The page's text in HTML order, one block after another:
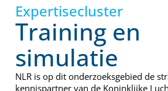
Expertisecluster
Training en
simulatie
NLR is op dit onderzoeksgebied de
kennispartner van de Koninklijke